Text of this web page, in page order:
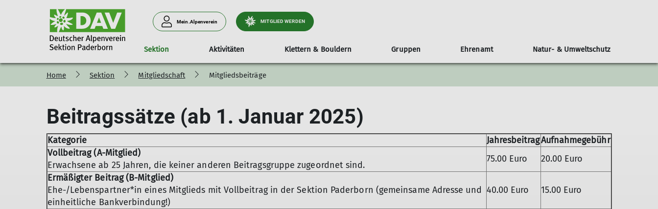
Mein.Alpenverein MITGLIED WERDEN
Sektion
Mitgliedschaft
Mitgliedsbeiträge
Service
Downloads
Wir über uns Personen
Aktivitäten
Kurse Touren Veranstaltungskalender
Klettern & Bouldern
Kletterausbildung
Sicherheitsupdate
Die Kletteranlagen
Vereinshaus
Kletterwissen
Mehr-Wissen
Vereinscups
Klettercup
Routenschrauben Kontakt News vom Klettern
Gruppen
Bergsteigen
Touren & Ausbildung
MTB Familie Wandern
Termine
Junggebliebene
Kinder und Jugend - Die JDAV
Prävention
Ehrenamt Natur- & Umweltschutz
unser Beitrag Nachhaltigkeit & Klimaschutz Naturverträglich unterwegs
Home Sektion Mitgliedschaft Mitgliedsbeiträge
Beitragssätze (ab 1. Januar 2025)
Kategorie JahresbeitragAufnahmegebühr
Vollbeitrag (A-Mitglied)
Erwachsene ab 25 Jahren, die keiner anderen Beitragsgruppe zugeordnet sind.
75.00 Euro
20.00 Euro
Ermäßigter Beitrag (B-Mitglied)
Ehe-/Lebenspartner*in eines Mitglieds mit Vollbeitrag in der Sektion Paderborn (gemeinsame Adresse und
einheitliche Bankverbindung!)
40.00 Euro 15.00 Euro